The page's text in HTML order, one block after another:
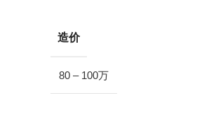
造价
80 – 100万